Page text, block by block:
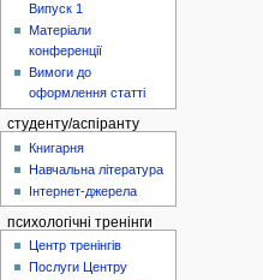
Випуск 1
Матеріали
конференції
Вимоги до
оформлення статті
студенту/аспіранту
Книгарня
Навчальна література
Інтернет-джерела
психологічні тренінги
Центр тренінгів
Послуги Центру